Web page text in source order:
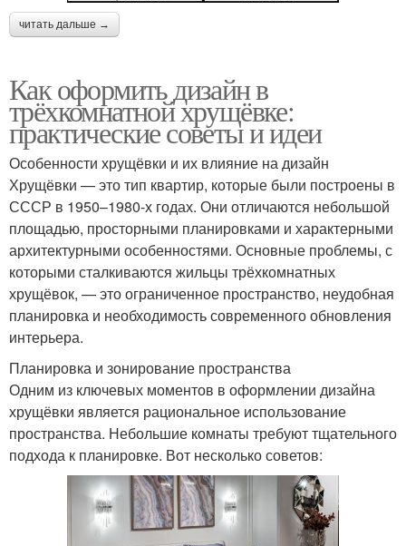
читать дальше →
Как оформить дизайн в
трёхкомнатной хрущёвке:
практические советы и идеи
Особенности хрущёвки и их влияние на дизайн
Хрущёвки — это тип квартир, которые были построены в
СССР в 1950–1980-х годах. Они отличаются небольшой
площадью, просторными планировками и характерными
архитектурными особенностями. Основные проблемы, с
которыми сталкиваются жильцы трёхкомнатных
хрущёвок, — это ограниченное пространство, неудобная
планировка и необходимость современного обновления
интерьера.
Планировка и зонирование пространства
Одним из ключевых моментов в оформлении дизайна
хрущёвки является рациональное использование
пространства. Небольшие комнаты требуют тщательного
подхода к планировке. Вот несколько советов: